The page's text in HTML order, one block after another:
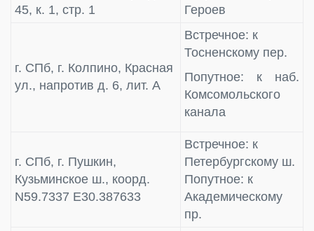
45, к. 1, стр. 1
Героев
г. СПб, г. Колпино, Красная
ул., напротив д. 6, лит. А
Встречное: к
Тосненскому пер.
Попутное: к наб.
Комсомольского
канала
г. СПб, г. Пушкин,
Кузьминское ш., коорд.
N59.7337 E30.387633
Встречное: к
Петербургскому ш.
Попутное: к
Академическому
пр.